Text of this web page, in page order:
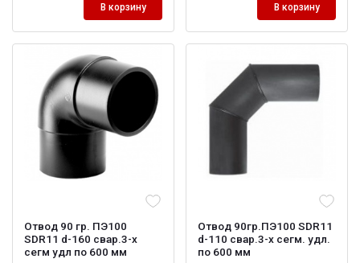
В корзину В корзину
Отвод 90 гр. ПЭ100
SDR11 d-160 свар.3-х
сегм удл по 600 мм
Отвод 90гр.ПЭ100 SDR11
d-110 свар.3-х сегм. удл.
по 600 мм